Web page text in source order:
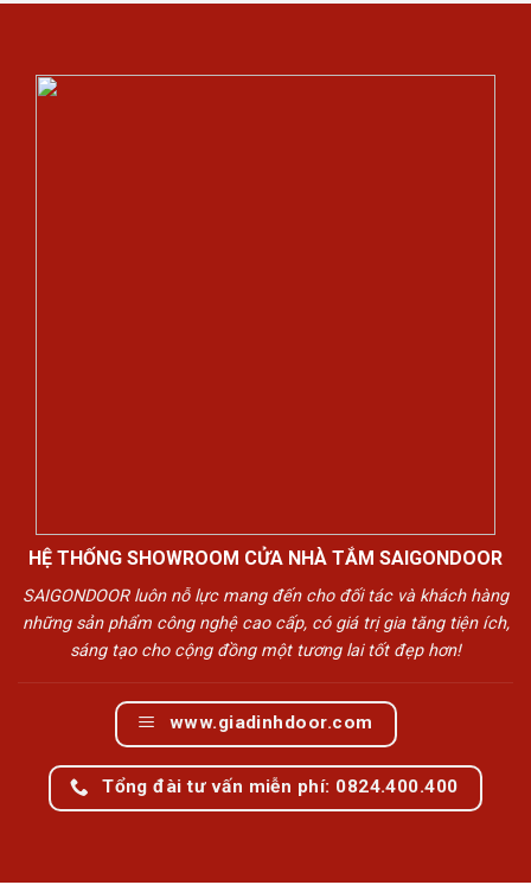
HỆ THỐNG SHOWROOM CỬA NHÀ TẮM SAIGONDOOR
SAIGONDOOR luôn nỗ lực mang đến cho đối tác và khách hàng
những sản phẩm công nghệ cao cấp, có giá trị gia tăng tiện ích,
sáng tạo cho cộng đồng một tương lai tốt đẹp hơn!
www.giadinhdoor.com
Tổng đài tư vấn miễn phí: 0824.400.400